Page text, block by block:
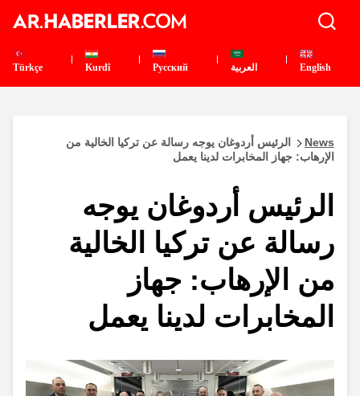
English العربية Pусский
Kurdî
Türkçe
News
الرئيس أردوغان يوجه رسالة عن تركيا الخالية من
الإرهاب: جهاز المخابرات لدينا يعمل
الرئيس أردوغان يوجه
رسالة عن تركيا الخالية
من الإرهاب: جهاز
المخابرات لدينا يعمل